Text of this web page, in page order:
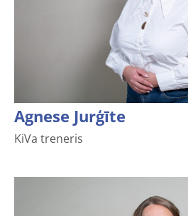
Agnese Jurģīte
KiVa treneris